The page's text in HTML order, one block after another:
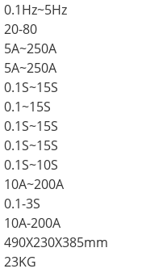
0.1Hz~5Hz
20-80
5A~250A
5A~250A
0.1S~15S
0.1~15S
0.1S~15S
0.1S~15S
0.1S~10S
10A~200A
0.1-3S
10A-200A
490X230X385mm
23KG